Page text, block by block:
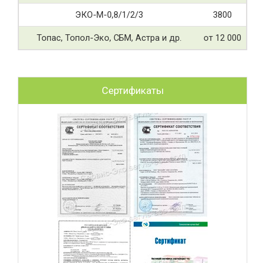
ЭКО-М-0,8/1/2/3 3800
Топас, Топол-Эко, СБМ, Астра и др. от 12 000
Сертификаты